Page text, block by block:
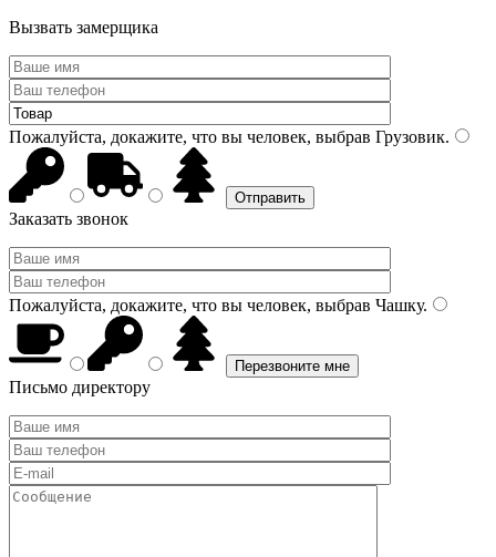
Вызвать замерщика
Пожалуйста, докажите, что вы человек, выбрав Грузовик.
Заказать звонок
Пожалуйста, докажите, что вы человек, выбрав Чашку.
Письмо директору